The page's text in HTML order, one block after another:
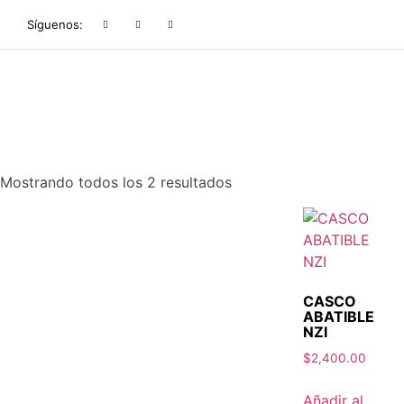
Síguenos:
Mostrando todos los 2 resultados
CASCO
ABATIBLE
NZI
$2,400.00
Añadir al